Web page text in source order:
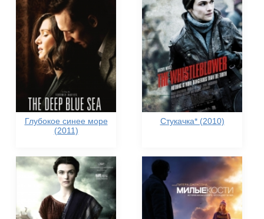
Глубокое синее море
(2011)
Стукачка* (2010)